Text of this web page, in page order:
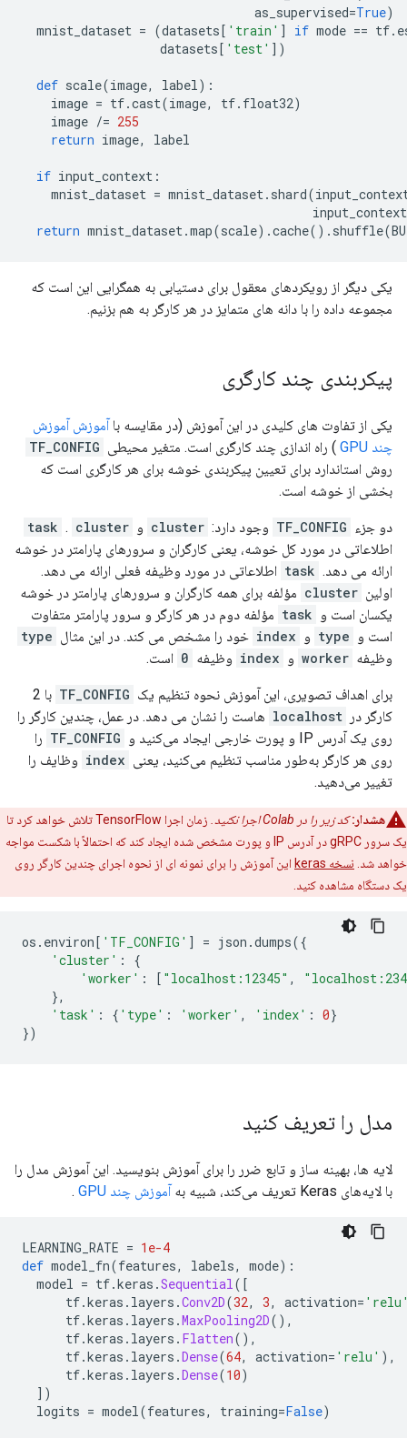
as_supervised=True)
mnist_dataset = (datasets[ 'train' ] if mode == tf.
datasets[ 'test' ])
def scale(image, label):
image = tf.cast(image, tf. float32)
image /= 255
return image, label
if input_context :
mnist_dataset = mnist_dataset. shard(
input_context
return mnist_dataset.map(scale).cache(). shuffle(
یکی دیگر از رویکردهای معقول برای دستیابی به همگرایی این است که
مجموعه داده را با دانه های متمایز در هر کارگر به هم بزنیم.
پیکربندی چند کارگری
یکی از تفاوت های کلیدی در این آموزش (در مقایسه باآموزش آموزش
چند GPU
) راه اندازی چند کارگری است. متغیر محیطی TF_CONFIG
روش استاندارد برای تعیین پیکربندی خوشه برای هر کارگری است که
بخشی از خوشه است.
دو جزء TF_CONFIG وجود دارد: cluster و task . cluster
اطلاعاتی در مورد کل خوشه، یعنی کارگران و سرورهای پارامتر در خوشه
ارائه می دهد. task اطلاعاتی در مورد وظیفه فعلی ارائه می دهد.
اولین cluster مؤلفه برای همه کارگران و سرورهای پارامتر در خوشه
یکسان است و task مؤلفه دوم در هر کارگر و سرور پارامتر متفاوت
است و type و index خود را مشخص می کند. در این مثال type
وظیفه worker و index وظیفه 0 است.
برای اهداف تصویری، این آموزش نحوه تنظیم یک TF_CONFIG
با 2
کارگر در localhost هاست را نشان می دهد. در عمل، چندین کارگر را
روی یک آدرس IP و پورت خارجی ایجاد می‌کنید و
TF_CONFIG را
روی هر کارگر به‌طور مناسب تنظیم می‌کنید، یعنی index وظایف را
تغییر می‌دهید.
هشدار: کد زیر را در Colab اجرا نکنید.
زمان اجرا TensorFlow تلاش خواهد کرد تا
یک سرور gRPC در آدرس IP و پورت مشخص شده ایجاد کند که احتمالاً با شکست مواجه
خواهد شد. نسخه keras
این آموزش را برای نمونه ای از نحوه اجرای چندین کارگر روی
یک دستگاه مشاهده کنید.
os . environ[ 'TF_CONFIG' ] = json .dumps({
'cluster' :
{
'worker' : [ "localhost:12345" ,
},
'task' : { 'type' : 'worker' , 'index' : 0}
})
مدل را تعریف کنید
لایه ها، بهینه ساز و تابع ضرر را برای آموزش بنویسید. این آموزش مدل را
با لایه‌های Keras تعریف می‌کند، شبیه به
آموزش چند GPU .
LEARNING_RATE = 1e-4
def model_fn(features, labels, mode):
model = tf.keras .Sequential([
tf.keras . layers .Conv2D(32, 3, activation=
tf.keras . layers .MaxPooling2D(),
tf.keras . layers . Flatten(),
tf.keras . layers .Dense(64, activation= 'relu' ),
tf.keras . layers .Dense(10)
])
logits = model(features, training=False)